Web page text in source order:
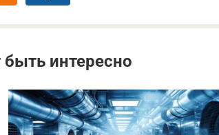
интересно